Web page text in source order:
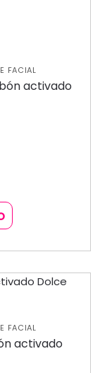
FACIAL
activado
FACIAL
activado